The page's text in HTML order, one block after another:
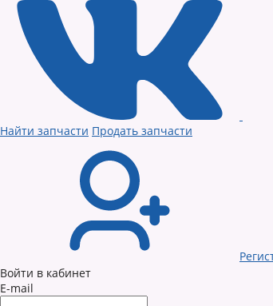
Найти запчасти Продать запчасти
Войти в кабинет
E-mail